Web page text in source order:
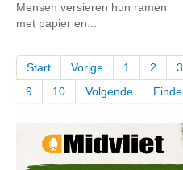
Mensen versieren hun ramen
met papier en...
Start Vorige 1 2 3
9
10 Volgende Einde